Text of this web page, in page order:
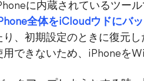
に内蔵されているツー
全体をiCloudウドにバ
り、初期設定のときに復元
用できないため、iPhoneを